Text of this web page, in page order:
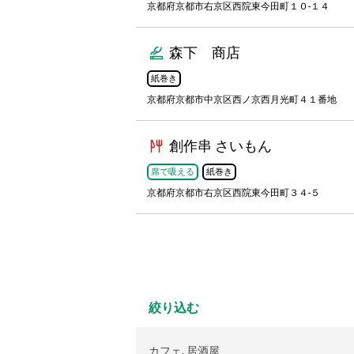
京都府京都市右京区西院東今田町１０-１４
森下 商店
紙巻き
京都府京都市中京区西ノ京西月光町４１番地
創作串 さいもん
席で吸える 紙巻き
京都府京都市右京区西院東今田町３４-５
絞り込む
カフェ, 居酒屋